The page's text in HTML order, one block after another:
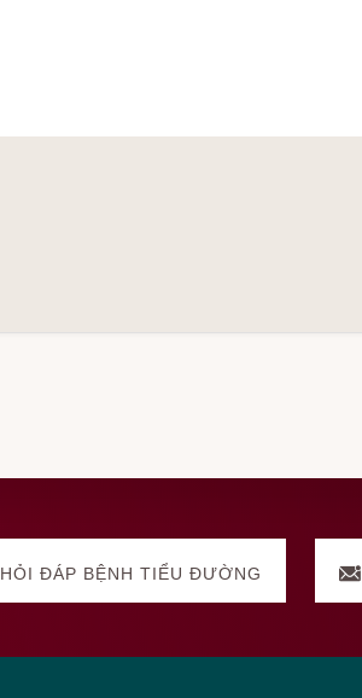
HỎI ĐÁP BỆNH TIỂU ĐƯỜNG